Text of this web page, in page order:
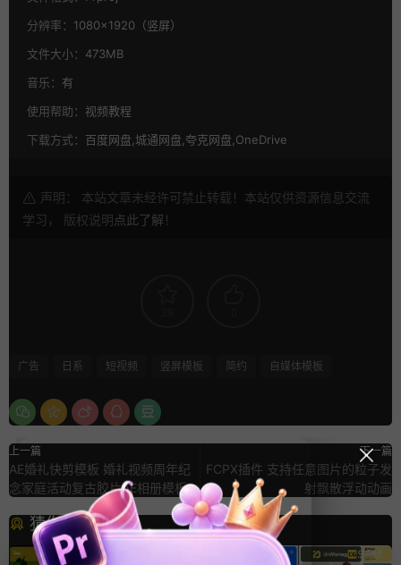
分辨率： 1080×1920（竖屏）
文件大小： 473MB
音乐： 有
使用帮助： 视频教程
下载方式： 百度网盘,城通网盘,夸克网盘,OneDrive
声明： 本站文章未经许可禁止转载！本站仅供资源信息交流
学习， 版权说明点此了解 ！
广告 日系 短视频 竖屏模板 简约 自媒体模板
上一篇
AE婚礼快剪模板 婚礼视频周年纪
念家庭活动复古胶片AE相册模板
下一篇
FCPX插件 支持任意图片的粒子发
射飘散浮动动画
猜你喜欢